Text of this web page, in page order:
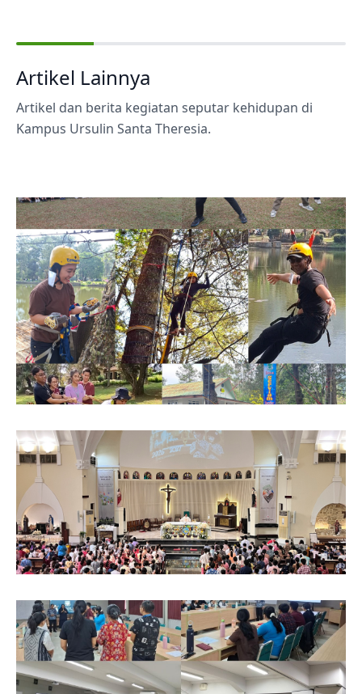
Artikel Lainnya
Artikel dan berita kegiatan seputar kehidupan di
Kampus Ursulin Santa Theresia.